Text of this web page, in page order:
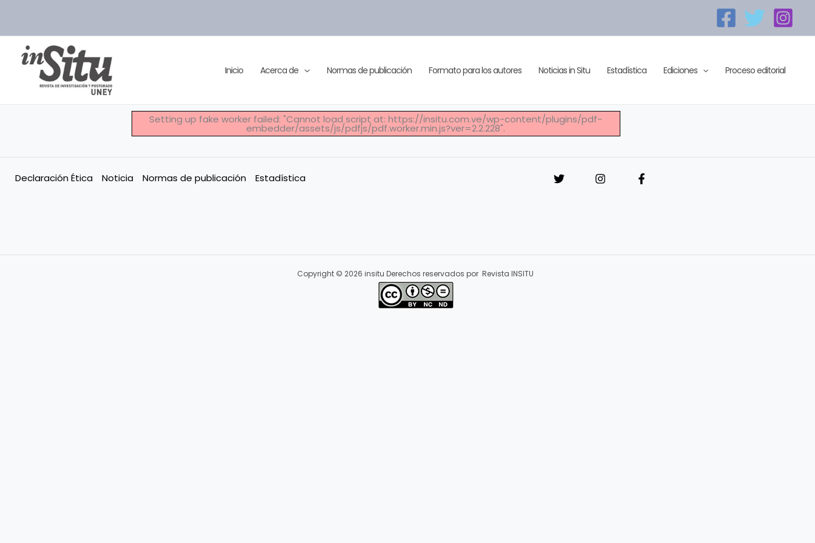
Inicio Acerca de Normas de publicación Formato para los autores Noticias in Situ Estadística Ediciones Proceso editorial
Setting up fake worker failed: "Cannot load script at: https://insitu.com.ve/wp-content/plugins/pdf-
embedder/assets/js/pdfjs/pdf.worker.min.js?ver=2.2.228".
Declaración Ética Noticia Normas de publicación Estadística
Copyright © 2026 insitu Derechos reservados por Revista INSITU